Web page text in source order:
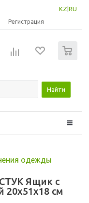
KZ RU
Регистрация
Найти
одежды
СТУК Ящик с
см